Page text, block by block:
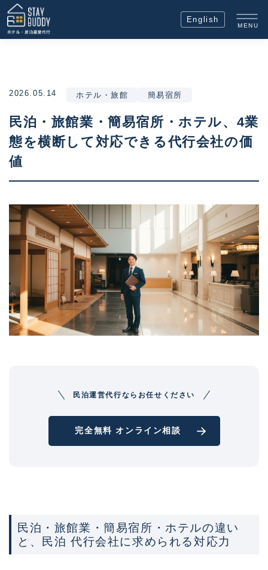
English
MENU
2026.05.14 ホテル・旅館 簡易宿所
民泊・旅館業・簡易宿所・ホテル、4業
態を横断して対応できる代行会社の価
値
民泊運営代行ならお任せください
完全無料 オンライン相談
民泊・旅館業・簡易宿所・ホテルの違い
と、民泊 代行会社に求められる対応力